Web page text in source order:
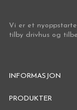
Vi er et
tilby drivhus og
INFORMASJON
PRODUKTER